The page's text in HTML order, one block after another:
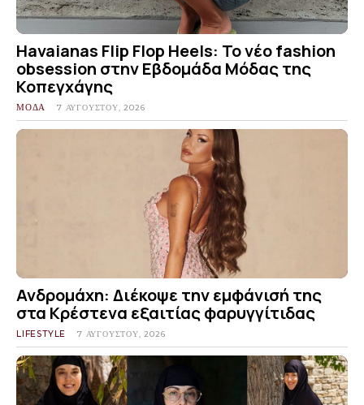
Havaianas Flip Flop Heels: Το νέο fashion
obsession στην Εβδομάδα Μόδας της
Κοπεγχάγης
ΜΟΔΑ 7 ΑΥΓΟΎΣΤΟΥ, 2026
Ανδρομάχη: Διέκοψε την εμφάνισή της
στα Κρέστενα εξαιτίας φαρυγγίτιδας
LIFESTYLE 7 ΑΥΓΟΎΣΤΟΥ, 2026